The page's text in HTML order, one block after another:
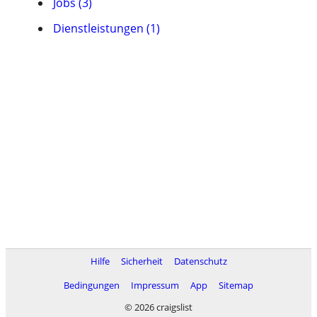
Dienstleistungen (1)
Hilfe Sicherheit
Datenschutz
Bedingungen
Impressum App
Sitemap
© 2026 craigslist